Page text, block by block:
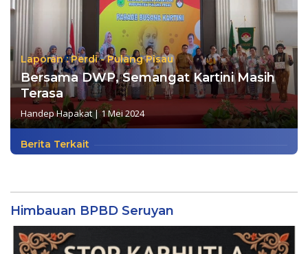
Laporan : Perdi - Pulang Pisau
Bersama DWP, Semangat Kartini Masih
Terasa
Handep Hapakat|1 Mei 2024
Berita Terkait
Himbauan BPBD Seruyan